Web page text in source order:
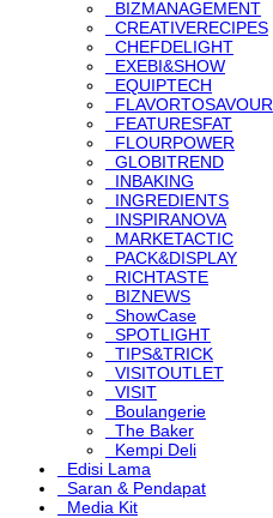
BIZMANAGEMENT
CREATIVERECIPES
CHEFDELIGHT
EXEBI&SHOW
EQUIPTECH
FLAVORTOSAVOUR
FEATURESFAT
FLOURPOWER
GLOBITREND
INBAKING
INGREDIENTS
INSPIRANOVA
MARKETACTIC
PACK&DISPLAY
RICHTASTE
BIZNEWS
ShowCase
SPOTLIGHT
TIPS&TRICK
VISITOUTLET
VISIT
Boulangerie
The Baker
Kempi Deli
Edisi Lama
Saran & Pendapat
Media Kit